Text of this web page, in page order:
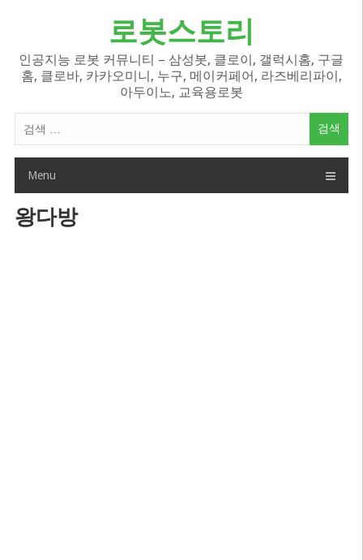
로봇스토리
인공지능 로봇 커뮤니티 – 삼성봇, 클로이, 갤럭시홈, 구글
홈, 클로바, 카카오미니, 누구, 메이커페어, 라즈베리파이,
아두이노, 교육용로봇
색
Menu
왕다방